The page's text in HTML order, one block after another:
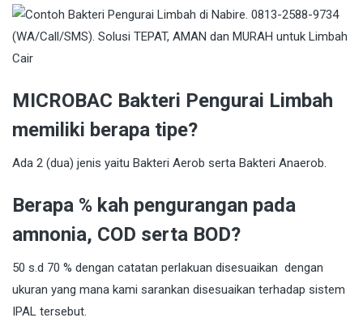
MICROBAC Bakteri Pengurai Limbah
memiliki berapa tipe?
Ada 2 (dua) jenis yaitu Bakteri Aerob serta Bakteri Anaerob.
Berapa % kah pengurangan pada
amnonia, COD serta BOD?
50 s.d 70 % dengan catatan perlakuan disesuaikan dengan
ukuran yang mana kami sarankan disesuaikan terhadap sistem
IPAL tersebut.